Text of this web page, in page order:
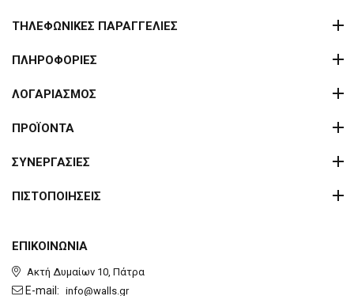
ΕΠΙΚΟΙΝΩΝΙΑ
Ακτή Δυμαίων 10, Πάτρα
E-mail: info@walls.gr
ΤΗΛΕΦΩΝΙΚΕΣ ΠΑΡΑΓΓΕΛΙΕΣ
ΠΛΗΡΟΦΟΡΙΕΣ
ΛΟΓΑΡΙΑΣΜΟΣ
ΠΡΟΪΟΝΤΑ
ΣΥΝΕΡΓΑΣΙΕΣ
ΠΙΣΤΟΠΟΙΗΣΕΙΣ